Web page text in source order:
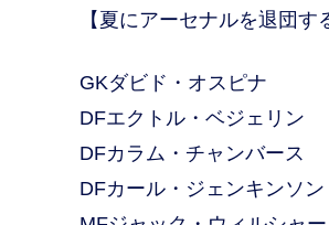
【夏にアーセナルを退団す
GKダビド・オスピナ
DFエクトル・ベジェリン
DFカラム・チャンバース
DFカール・ジェンキンソ